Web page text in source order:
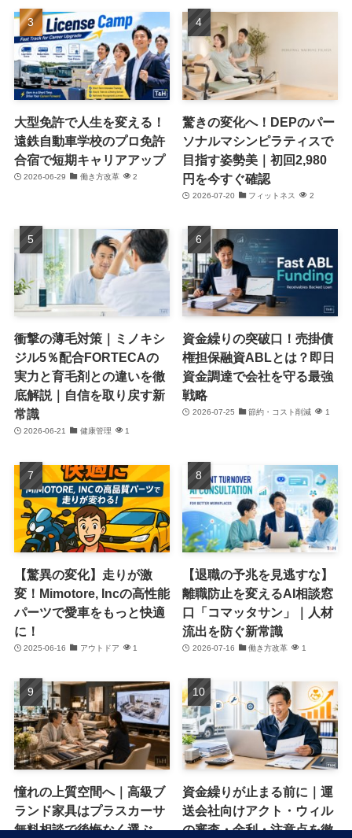
大型免許で人生を変える！
遠鉄自動車学校のプロ免許
合宿で短期キャリアアップ
2026-06-29 働き方改革 2
驚きの変化へ！DEPのパー
ソナルマシンピラティスで
目指す姿勢美｜初回2,980
円を今すぐ確認
2026-07-20 フィットネス 2
衝撃の薄毛対策｜ミノキシ
ジル5％配合FORTECAの
実力と育毛剤との違いを徹
底解説｜自信を取り戻す新
常識
2026-06-21 健康管理 1
資金繰りの突破口！売掛債
権担保融資ABLとは？即日
資金調達で会社を守る最強
戦略
2026-07-25 節約・コスト削減 1
【驚異の変化】走りが激
変！Mimotore, Incの高性能
パーツで愛車をもっと快適
に！
2025-06-16 アウトドア 1
【退職の予兆を見逃すな】
離職防止を変えるAI相談窓
口「コマッタサン」｜人材
流出を防ぐ新常識
2026-07-16 働き方改革 1
憧れの上質空間へ｜高級ブ
ランド家具はプラスカーサ
無料相談で後悔なく選ぶ
資金繰りが止まる前に｜運
送会社向けアクト・ウィル
の審査・金利・注意点を徹